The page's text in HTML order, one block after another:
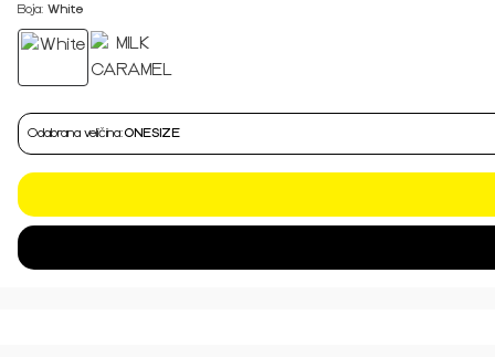
Boja: White
Odabrana veličina:ONESIZE